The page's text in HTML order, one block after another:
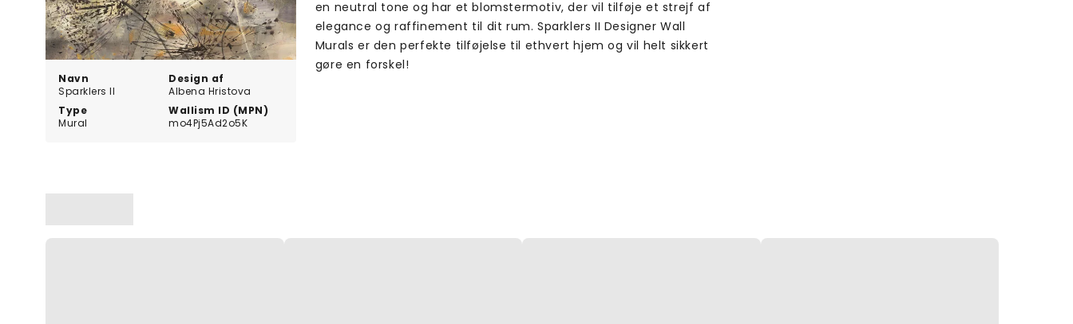
Navn
Sparklers II
Design af
Albena Hristova
Type
Mural
Wallism ID (MPN)
mo4Pj5Ad2o5K
en neutral tone og har et blomstermotiv, der vil tilføje et strejf af
elegance og raffinement til dit rum. Sparklers II Designer Wall
Murals er den perfekte tilføjelse til ethvert hjem og vil helt sikkert
gøre en forskel!